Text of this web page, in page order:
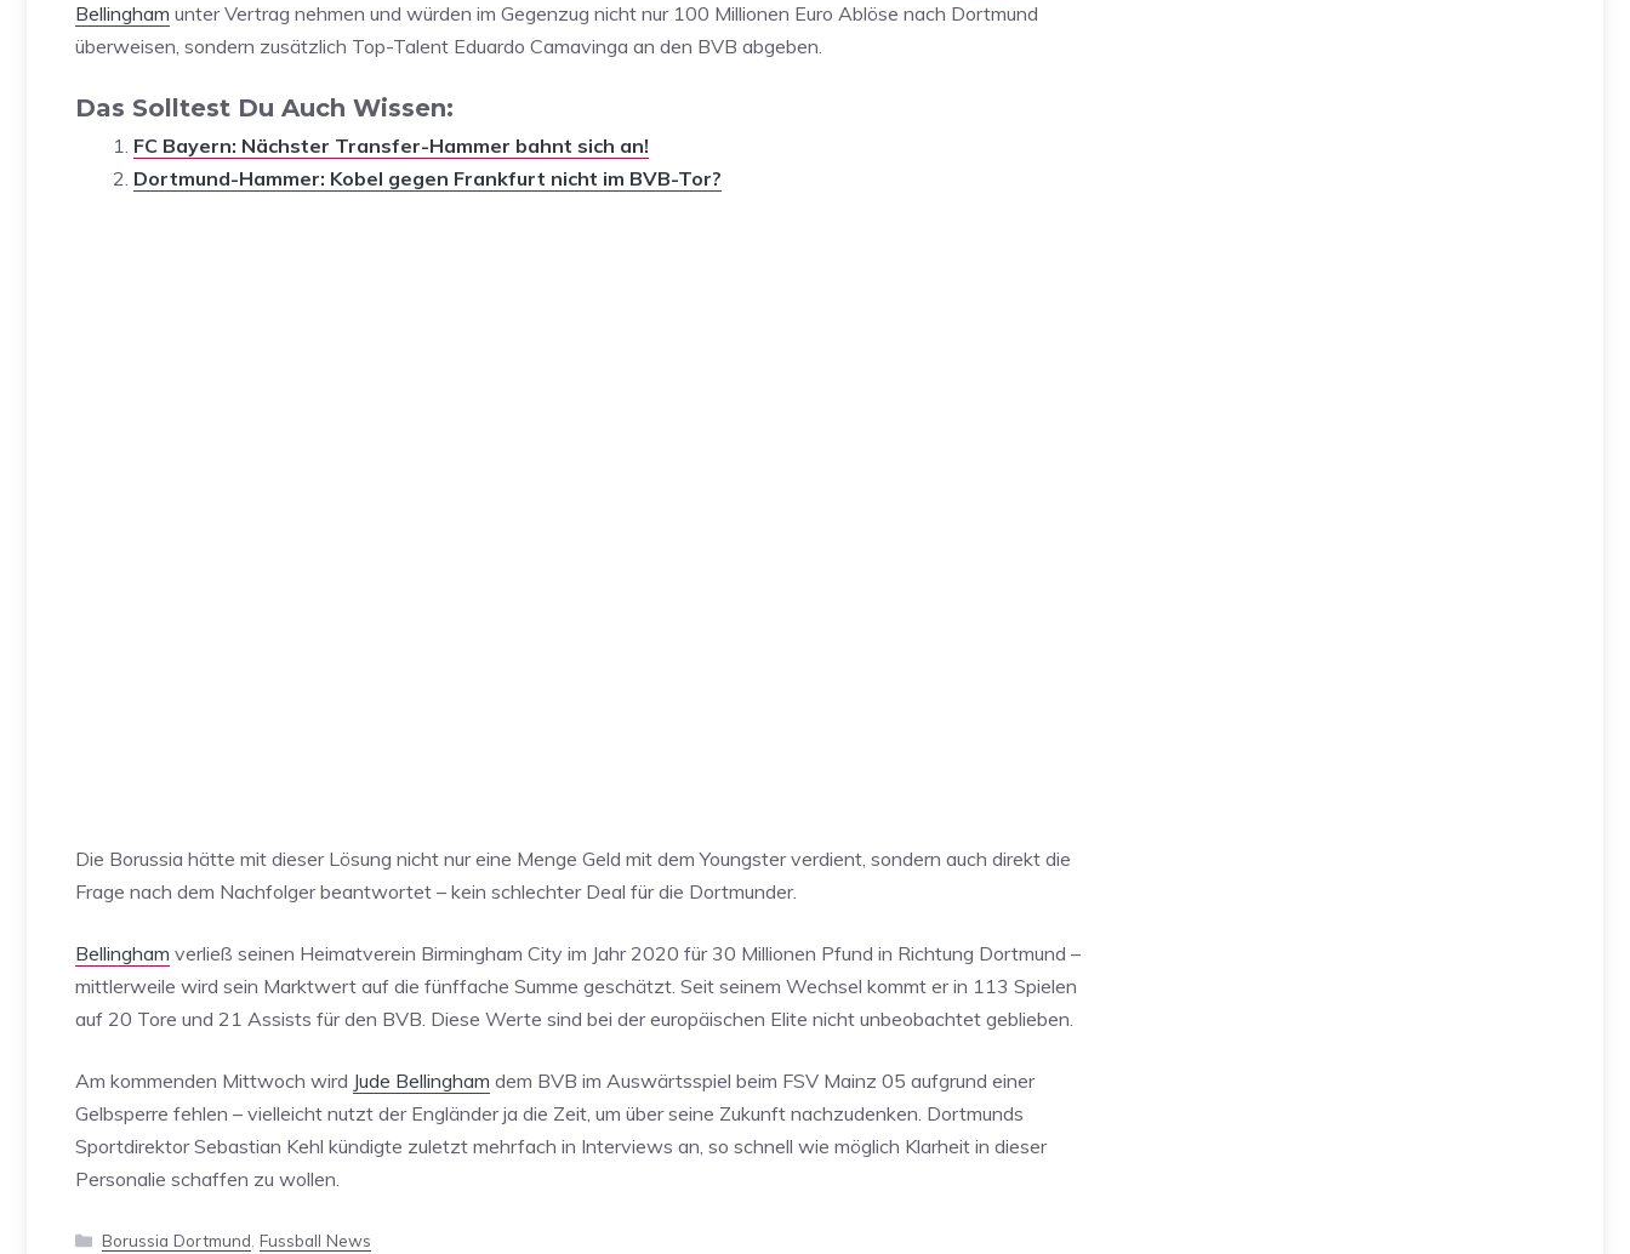
Bellingham unter Vertrag nehmen und würden im Gegenzug nicht nur 100 Millionen Euro Ablöse nach Dortmund
überweisen, sondern zusätzlich Top-Talent Eduardo Camavinga an den BVB abgeben.
Das Solltest Du Auch Wissen:
FC Bayern: Nächster Transfer-Hammer bahnt sich an!
Dortmund-Hammer: Kobel gegen Frankfurt nicht im BVB-Tor?
Die Borussia hätte mit dieser Lösung nicht nur eine Menge Geld mit dem Youngster verdient, sondern auch direkt die
Frage nach dem Nachfolger beantwortet – kein schlechter Deal für die Dortmunder.
Bellingham verließ seinen Heimatverein Birmingham City im Jahr 2020 für 30 Millionen Pfund in Richtung Dortmund –
mittlerweile wird sein Marktwert auf die fünffache Summe geschätzt. Seit seinem Wechsel kommt er in 113 Spielen
auf 20 Tore und 21 Assists für den BVB. Diese Werte sind bei der europäischen Elite nicht unbeobachtet geblieben.
Am kommenden Mittwoch wird Jude Bellingham dem BVB im Auswärtsspiel beim FSV Mainz 05 aufgrund einer
Gelbsperre fehlen – vielleicht nutzt der Engländer ja die Zeit, um über seine Zukunft nachzudenken. Dortmunds
Sportdirektor Sebastian Kehl kündigte zuletzt mehrfach in Interviews an, so schnell wie möglich Klarheit in dieser
Personalie schaffen zu wollen.
Kategorien
Borussia Dortmund Fussball News